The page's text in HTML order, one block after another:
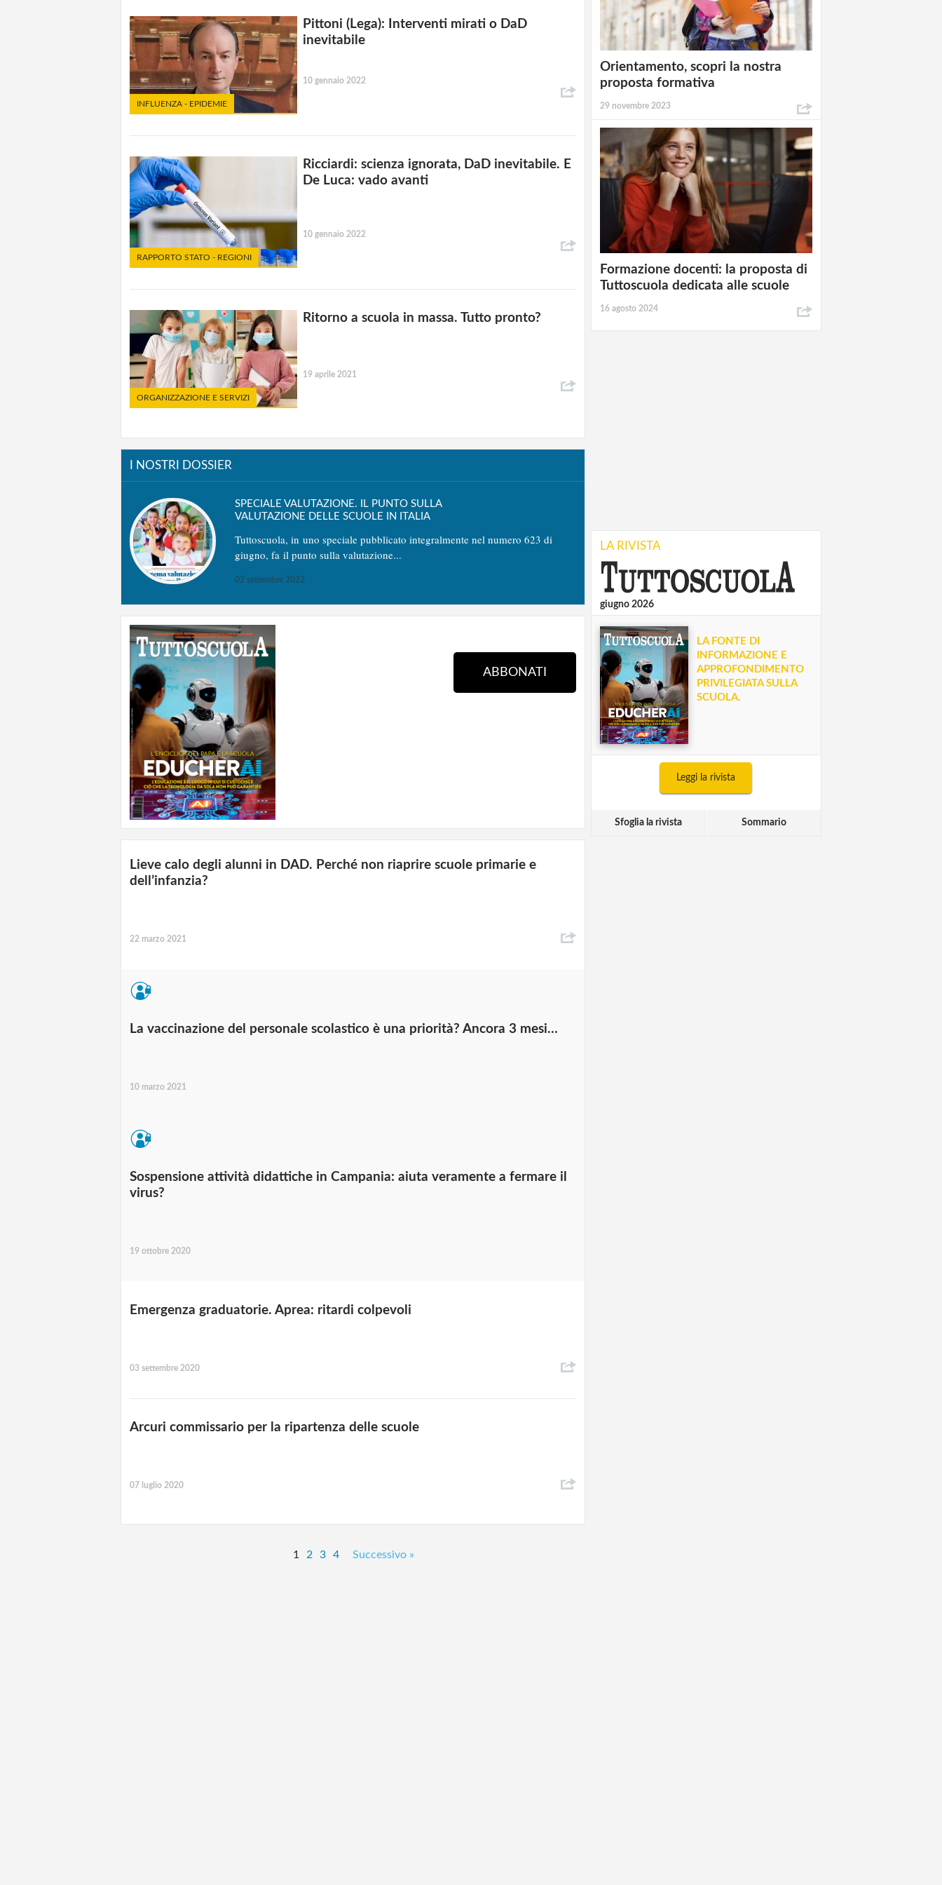
INFLUENZA - EPIDEMIE
Pittoni (Lega): Interventi mirati o DaD
inevitabile
10 gennaio 2022
RAPPORTO STATO - REGIONI
Ricciardi: scienza ignorata, DaD inevitabile. E
De Luca: vado avanti
10 gennaio 2022
ORGANIZZAZIONE E SERVIZI
Ritorno a scuola in massa. Tutto pronto?
19 aprile 2021
I NOSTRI DOSSIER
SPECIALE VALUTAZIONE. IL PUNTO SULLA
VALUTAZIONE DELLE SCUOLE IN ITALIA
Tuttoscuola, in uno speciale pubblicato integralmente nel numero 623 di
giugno, fa il punto sulla valutazione...
02 settembre 2022
ABBONATI
Lieve calo degli alunni in DAD. Perché non riaprire scuole primarie e
dell’infanzia?
22 marzo 2021
La vaccinazione del personale scolastico è una priorità? Ancora 3 mesi…
10 marzo 2021
Sospensione attività didattiche in Campania: aiuta veramente a fermare il
virus?
19 ottobre 2020
Emergenza graduatorie. Aprea: ritardi colpevoli
03 settembre 2020
Arcuri commissario per la ripartenza delle scuole
07 luglio 2020
1 2 3 4 Successivo »
Orientamento, scopri la nostra
proposta formativa
29 novembre 2023
Formazione docenti: la proposta di
Tuttoscuola dedicata alle scuole
16 agosto 2024
LA RIVISTA
giugno 2026
LA FONTE DI
INFORMAZIONE E
APPROFONDIMENTO
PRIVILEGIATA SULLA
SCUOLA.
Leggi la rivista
Sfoglia la rivista Sommario